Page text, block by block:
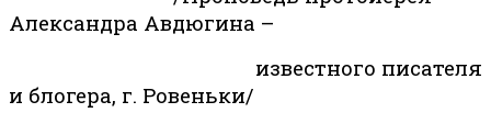
Александра Авдюгина –
известного писателя
и блогера, г. Ровеньки/